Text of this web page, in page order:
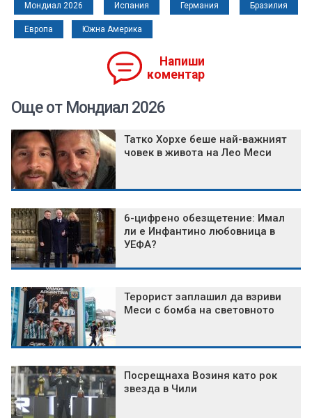
Мондиал 2026 Испания Германия Бразилия
Европа Южна Америка
Напиши
коментар
Още от Мондиал 2026
Татко Хорхе беше най-важният
човек в живота на Лео Меси
6-цифрено обезщетение: Имал
ли е Инфантино любовница в
УЕФА?
Терорист заплашил да взриви
Меси с бомба на световното
Посрещнаха Возиня като рок
звезда в Чили